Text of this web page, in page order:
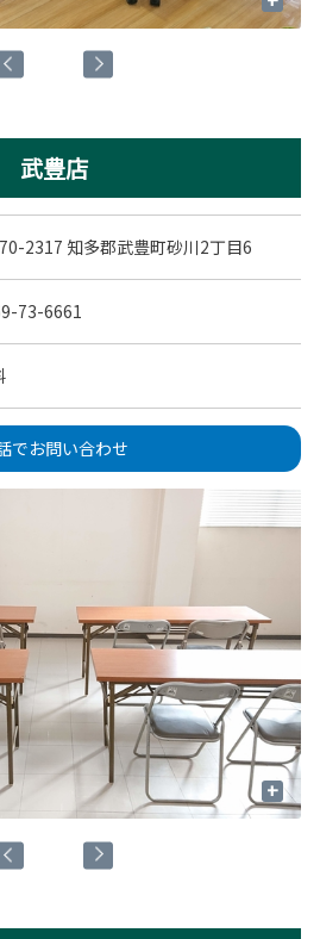
武豊店
2317 知多郡武豊町砂川2丁目6
73-6661
でお問い合わせ
+